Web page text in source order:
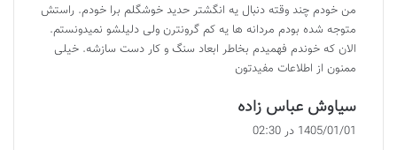
:
من خودم چند وقته دنبال یه انگشتر حدید خوشگلم برا خودم. راستش
متوجه شده بودم مردانه ها یه کم گرونترن ولی دلیلشو نمیدونستم.
الان که خوندم فهمیدم بخاطر ابعاد سنگ و کار دست سازشه. خیلی
ممنون از اطلاعات مفیدتون
سیاوش عباس زاده
1405/01/01 در 02:30